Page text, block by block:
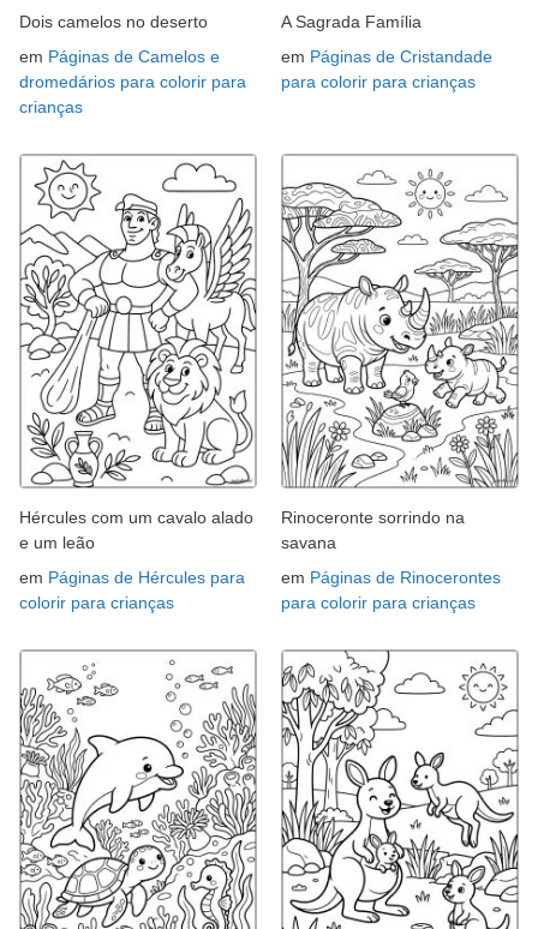
Dois camelos no deserto
em Páginas de Camelos e
dromedários para colorir para
crianças
A Sagrada Família
em Páginas de Cristandade
para colorir para crianças
Hércules com um cavalo alado
e um leão
em Páginas de Hércules para
colorir para crianças
Rinoceronte sorrindo na
savana
em Páginas de Rinocerontes
para colorir para crianças